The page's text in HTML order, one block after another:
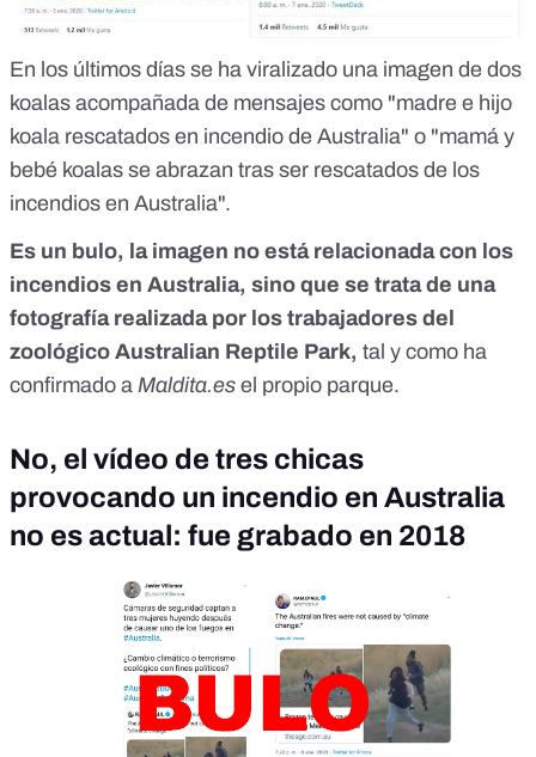
En los últimos días se ha viralizado una imagen de dos
koalas acompañada de mensajes como "madre e hijo
koala rescatados en incendio de Australia" o "mamá y
bebé koalas se abrazan tras ser rescatados de los
incendios en Australia".
Es un bulo, la imagen no está relacionada con los
incendios en Australia, sino que se trata de una
fotografía realizada por los trabajadores del
zoológico Australian Reptile Park, tal y como ha
confirmado a Maldita.es el propio parque.
No, el vídeo de tres chicas
provocando un incendio en Australia
no es actual: fue grabado en 2018